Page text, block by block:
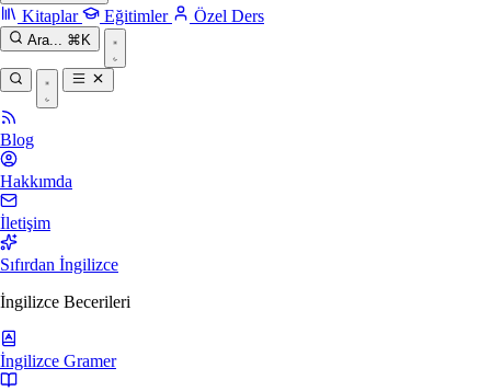
Kitaplar Eğitimler Özel Ders
Ara... ⌘K
Blog
Hakkımda
İletişim
Sıfırdan İngilizce
İngilizce Becerileri
İngilizce Gramer